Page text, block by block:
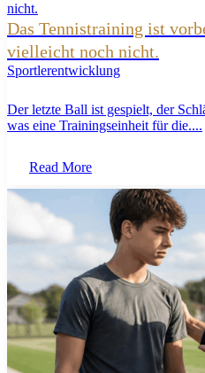
Das Tennistraining ist
vielleicht noch nicht.
Sportlerentwicklung
Der letzte Ball ist gespielt, der
was eine Trainingseinheit für die....
Read More